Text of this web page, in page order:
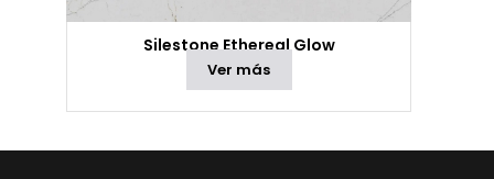
Silestone Ethereal Glow
Ver más